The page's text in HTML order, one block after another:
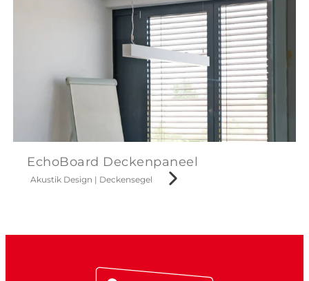
EchoBoard Deckenpaneel
Akustik Design | Deckensegel